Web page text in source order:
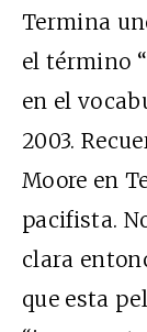
Termina
el término
en el
2003.
Moore en
pacifista.
clara
que esta